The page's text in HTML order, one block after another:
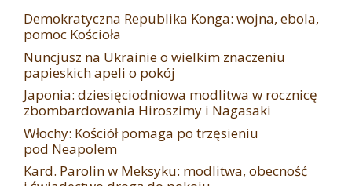
Demokratyczna Republika Konga: wojna, ebola,
pomoc Kościoła
Nuncjusz na Ukrainie o wielkim znaczeniu
papieskich apeli o pokój
Japonia: dziesięciodniowa modlitwa w rocznicę
zbombardowania Hiroszimy i Nagasaki
Włochy: Kościół pomaga po trzęsieniu
pod Neapolem
Kard. Parolin w Meksyku: modlitwa, obecność